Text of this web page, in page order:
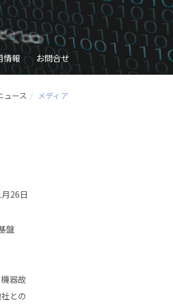
情報 お問合せ
ュース メディア
26日
盤
器故
との